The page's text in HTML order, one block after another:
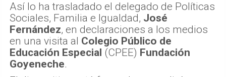
Así lo ha trasladado el delegado de Políticas
Sociales, Familia e Igualdad, José
Fernández, en declaraciones a los medios
en una visita al Colegio Público de
Educación Especial (CPEE) Fundación
Goyeneche.